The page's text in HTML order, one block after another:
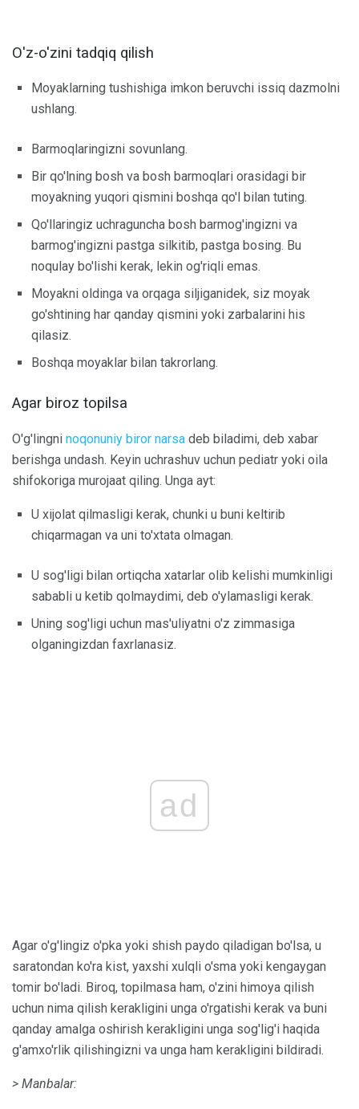
O'z-o'zini tadqiq qilish
Moyaklarning tushishiga imkon beruvchi issiq dazmolni
ushlang.
Barmoqlaringizni sovunlang.
Bir qo'lning bosh va bosh barmoqlari orasidagi bir
moyakning yuqori qismini boshqa qo'l bilan tuting.
Qo'llaringiz uchraguncha bosh barmog'ingizni va
barmog'ingizni pastga silkitib, pastga bosing. Bu
noqulay bo'lishi kerak, lekin og'riqli emas.
Moyakni oldinga va orqaga siljiganidek, siz moyak
go'shtining har qanday qismini yoki zarbalarini his
qilasiz.
Boshqa moyaklar bilan takrorlang.
Agar biroz topilsa
O'g'lingni noqonuniy biror narsa deb biladimi, deb xabar
berishga undash. Keyin uchrashuv uchun pediatr yoki oila
shifokoriga murojaat qiling. Unga ayt:
U xijolat qilmasligi kerak, chunki u buni keltirib
chiqarmagan va uni to'xtata olmagan.
U sog'ligi bilan ortiqcha xatarlar olib kelishi mumkinligi
sababli u ketib qolmaydimi, deb o'ylamasligi kerak.
Uning sog'ligi uchun mas'uliyatni o'z zimmasiga
olganingizdan faxrlanasiz.
ad
Agar o'g'lingiz o'pka yoki shish paydo qiladigan bo'lsa, u
saratondan ko'ra kist, yaxshi xulqli o'sma yoki kengaygan
tomir bo'ladi. Biroq, topilmasa ham, o'zini himoya qilish
uchun nima qilish kerakligini unga o'rgatishi kerak va buni
qanday amalga oshirish kerakligini unga sog'lig'i haqida
g'amxo'rlik qilishingizni va unga ham kerakligini bildiradi.
> Manbalar: